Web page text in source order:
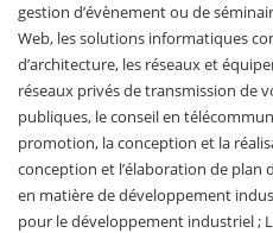
gestion d’évènement ou de
Web, les solutions informatiques
d’architecture, les réseaux et
réseaux privés de transmission de
publiques, le conseil en
promotion, la conception et la
conception et l’élaboration de plan
en matière de développement
pour le développement industriel ;